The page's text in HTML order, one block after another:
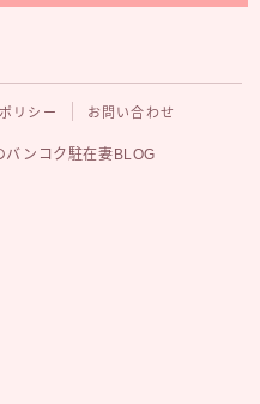
リシー お問い合わせ
ンコク駐在妻BLOG